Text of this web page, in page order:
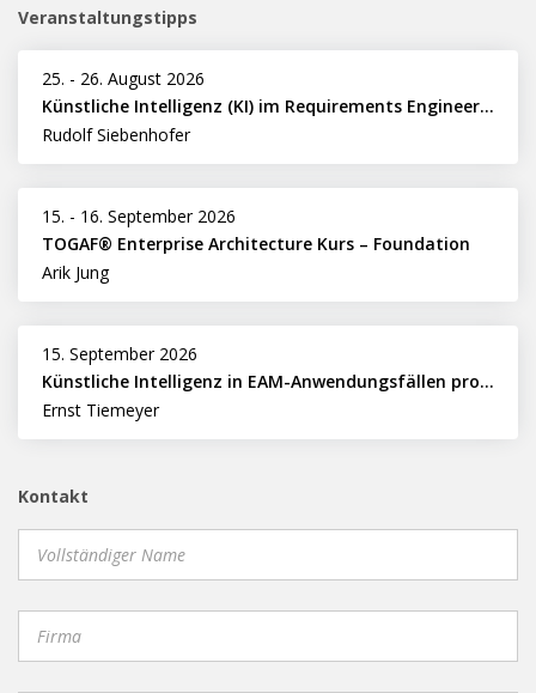
Veranstaltungstipps
25. - 26. August 2026
Künstliche Intelligenz (KI) im Requirements Engineering erfolgreich einsetzen
Rudolf Siebenhofer
15. - 16. September 2026
TOGAF® Enterprise Architecture Kurs – Foundation
Arik Jung
15. September 2026
Künstliche Intelligenz in EAM-Anwendungsfällen professionell nutzen
Ernst Tiemeyer
Kontakt